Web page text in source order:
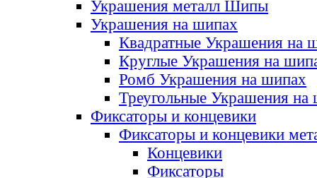
Украшения металл Шипы
Украшения на шипах
Квадратные Украшения на
Круглые Украшения на
Ромб Украшения на шипах
Треугольные Украшения на
Фиксаторы и концевики
Фиксаторы и концевики
Концевики
Фиксаторы